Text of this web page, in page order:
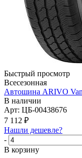
Быстрый просмотр
Всесезонная
Автошина ARIVO
В наличии
Арт: ЦБ-00438676
7 112 ₽
Нашли дешевле?
-
В корзину